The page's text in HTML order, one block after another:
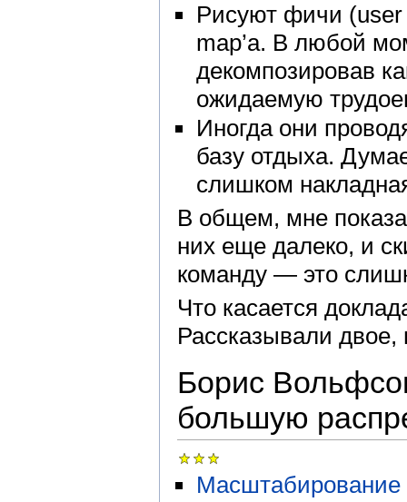
Рисуют фичи (user
map’а. В любой
декомпозировав
ожидаемую
Иногда они
базу отдыха.
слишком
В общем, мне
них еще далеко, и
команду — это
Что касается
Рассказывали двое,
Борис
большую